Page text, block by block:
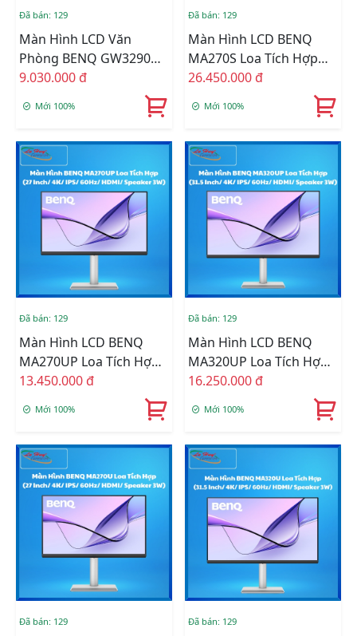
Đã bán: 129
Màn Hình LCD Văn
Phòng BENQ GW3290QT
Loa Tích Hợp (31.5 Inch/
2K/ IPS/ 75Hz/ HDMI/
DP/ Speaker 2W X2)
9.030.000 đ
Mới 100%
Đã bán: 129
Màn Hình LCD BENQ
MA270S Loa Tích Hợp
Tối Ưu Màu Cho Sắc Cho
Mac/Macbook (27 Inch/
5K/ IPS/ 70Hz/ HDMI/
26.450.000 đ
Mới 100%
Đã bán: 129
Màn Hình LCD BENQ
MA270UP Loa Tích Hợp
Tối Ưu Màu Cho Sắc Cho
Mac/Macbook (27 Inch/
4K/ IPS/ 60Hz/ HDMI/
13.450.000 đ
Mới 100%
Đã bán: 129
Màn Hình LCD BENQ
MA320UP Loa Tích Hợp
Tối Ưu Màu Cho Sắc Cho
Inch/ 4K/ IPS/ 60Hz/
16.250.000 đ
Mới 100%
Đã bán: 129 Đã bán: 129